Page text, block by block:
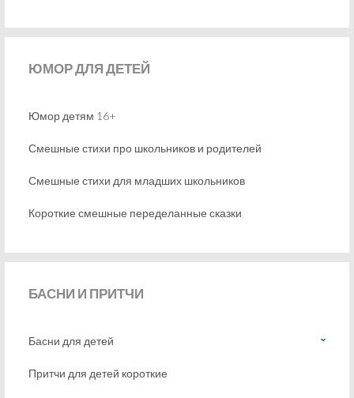
ЮМОРДЛЯ ДЕТЕЙ
Юмор детям 16+
Смешные стихи про школьников и родителей
Смешные стихи для младших школьников
Короткие смешные переделанные сказки
БАСНИ И ПРИТЧИ
Басни для детей
Притчи для детей короткие